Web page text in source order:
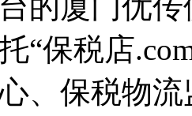
“保税店
、保税物